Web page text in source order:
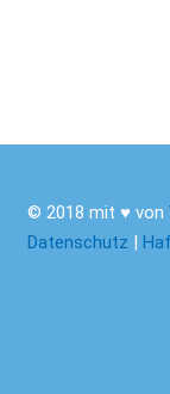
© 2018 mit ♥ von
Datenschutz |